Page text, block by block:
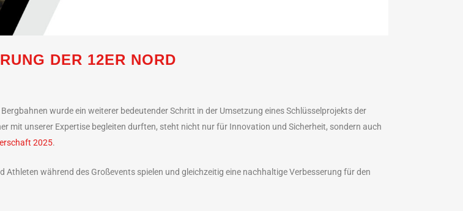
DER 12ER NORD
wurde ein weiterer bedeutender Schritt in der Umsetzung eines Schlüsselprojekts der
mit unserer Expertise begleiten durften, steht nicht nur für Innovation und Sicherheit, sondern auch
2025.
während des Großevents spielen und gleichzeitig eine nachhaltige Verbesserung für den